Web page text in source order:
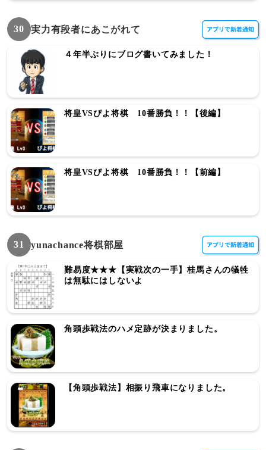
30 実力有段者にあこがれて
４年半ぶりにブログ書いてみました！
将皇VSぴよ将棋 10番勝負！！【後編】
将皇VSぴよ将棋 10番勝負！！【前編】
31 yunachance将棋部屋
難易度★★★【実戦次の一手】桂馬さんの犠牲
は無駄にはしないよ
角頭歩戦法のハメ定跡が決まりました。
【角頭歩戦法】相振り飛車になりました。